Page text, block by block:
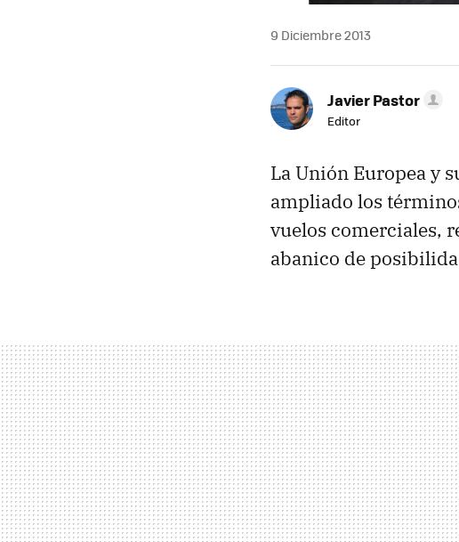
9 Diciembre 2013
Javier Pastor
Editor
La Unión Europea y
ampliado los
vuelos comerciales,
abanico de